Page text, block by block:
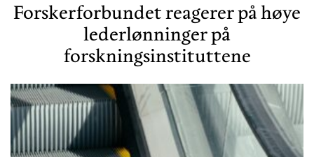
Forskerforbundet reagerer på høye
lederlønninger på
forskningsinstituttene